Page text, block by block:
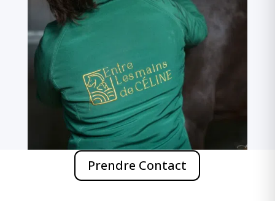
Prendre Contact